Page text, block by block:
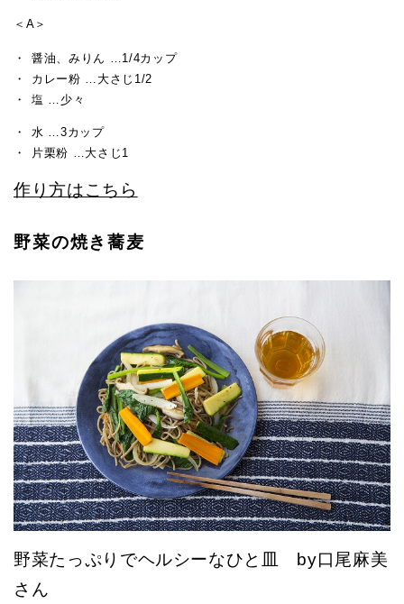
＜A＞
醤油、みりん …1/4カップ
カレー粉 …大さじ1/2
塩 …少々
水 …3カップ
片栗粉 …大さじ1
作り方はこちら
野菜の焼き蕎麦
野菜たっぷりでヘルシーなひと皿 by口尾麻美
さん